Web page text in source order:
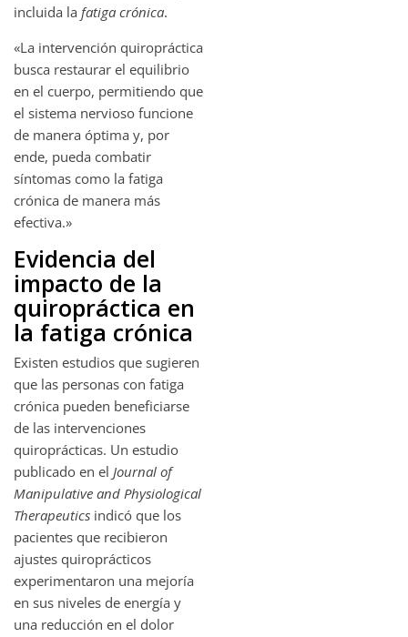
incluida la fatiga crónica.
«La intervención quiropráctica
busca restaurar el equilibrio
en el cuerpo, permitiendo que
el sistema nervioso funcione
de manera óptima y, por
ende, pueda combatir
síntomas como la fatiga
crónica de manera más
efectiva.»
Evidencia del
impacto de la
quiropráctica en
la fatiga crónica
Existen estudios que sugieren
que las personas con fatiga
crónica pueden beneficiarse
de las intervenciones
quiroprácticas. Un estudio
publicado en el Journal of
Manipulative and Physiological
Therapeutics indicó que los
pacientes que recibieron
ajustes quiroprácticos
experimentaron una mejoría
en sus niveles de energía y
una reducción en el dolor